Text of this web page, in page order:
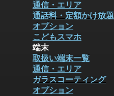
通信・エリア
通話料・定額かけ放題
オプション
こどもスマホ
端末
取扱い端末一覧
通信・エリア
ガラスコーティング
オプション